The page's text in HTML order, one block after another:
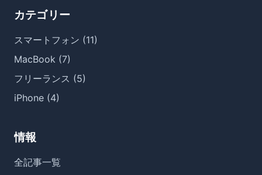
カテゴリー
スマートフォン (11)
MacBook (7)
フリーランス (5)
iPhone (4)
情報
全記事一覧